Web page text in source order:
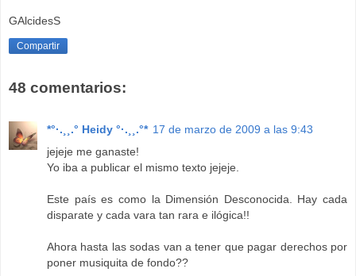
GAlcidesS
Compartir
48 comentarios:
*°·.¸¸.° Heidy °·.¸¸.°* 17 de marzo de 2009 a las 9:43
jejeje me ganaste!
Yo iba a publicar el mismo texto jejeje.
Este país es como la Dimensión Desconocida. Hay cada
disparate y cada vara tan rara e ilógica!!
Ahora hasta las sodas van a tener que pagar derechos por
poner musiquita de fondo??